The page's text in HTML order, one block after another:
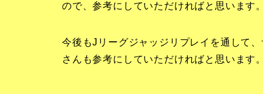
ので、参考にしていただければと思います。
今後もJリーグジャッジリプレイを通して
さんも参考にしていただければと思います。